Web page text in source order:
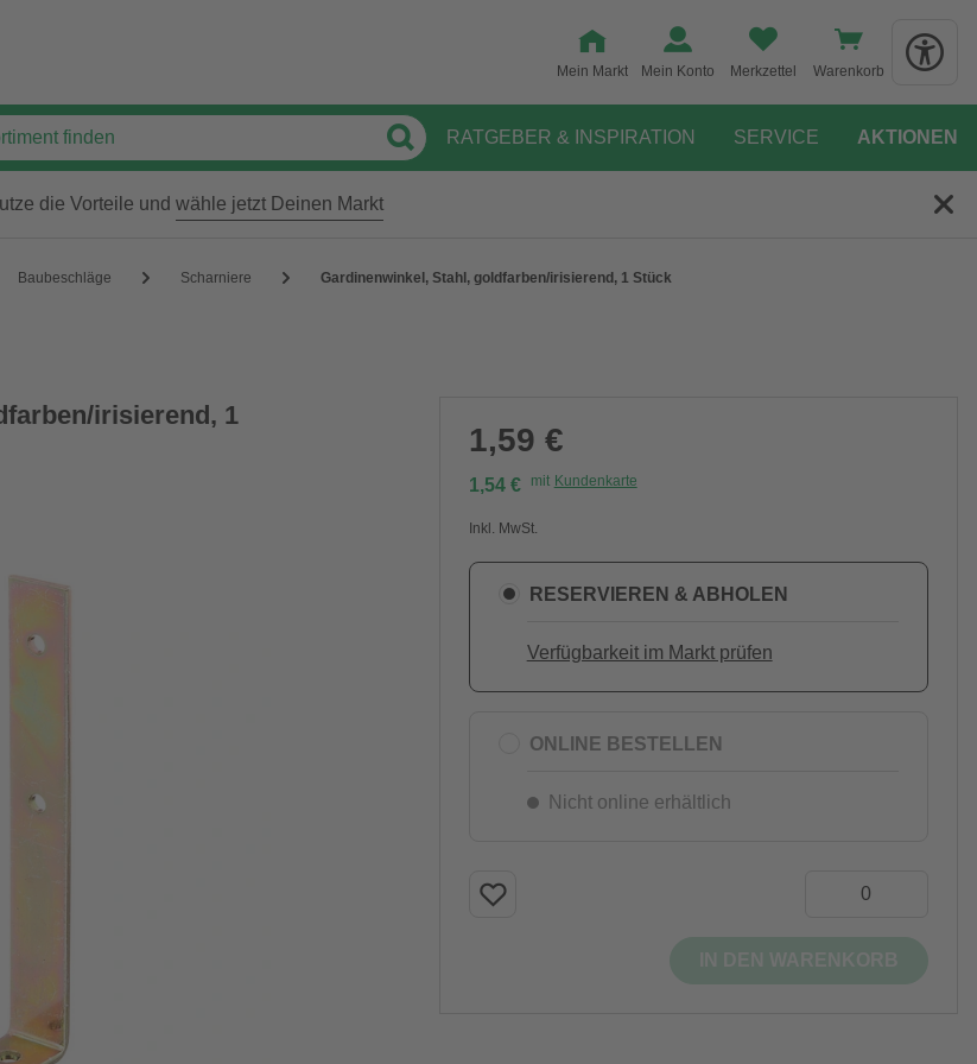
Mein Markt Mein Konto Merkzettel Warenkorb
RATGEBER & INSPIRATION SERVICE AKTIONEN
die Vorteile und wähle jetzt Deinen Markt
Baubeschläge Scharniere Gardinenwinkel, Stahl, goldfarben/irisierend, 1 Stück
irisierend, 1
1,59 €
1,54 € mit Kundenkarte
Inkl. MwSt.
RESERVIEREN & ABHOLEN
Verfügbarkeit im Markt prüfen
ONLINE BESTELLEN
Nicht online erhältlich